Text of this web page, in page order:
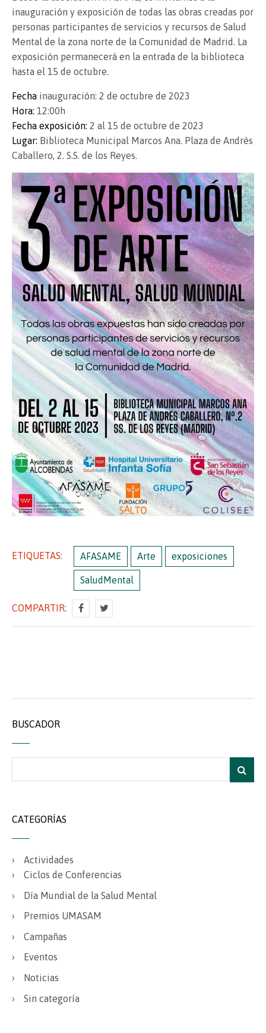
inauguración y exposición de todas las obras creadas por
personas participantes de servicios y recursos de Salud
Mental de la zona norte de la Comunidad de Madrid. La
exposición permanecerá en la entrada de la biblioteca
hasta el 15 de octubre.
Fecha inauguración: 2 de octubre de 2023
Hora: 12:00h
Fecha exposición: 2 al 15 de octubre de 2023
Lugar: Biblioteca Municipal Marcos Ana. Plaza de Andrés
Caballero, 2. S.S. de los Reyes.
ETIQUETAS: AFASAME Arte exposiciones
SaludMental
COMPARTIR:
BUSCADOR
CATEGORÍAS
Actividades
Ciclos de Conferencias
Día Mundial de la Salud Mental
Premios UMASAM
Campañas
Eventos
Noticias
Sin categoría